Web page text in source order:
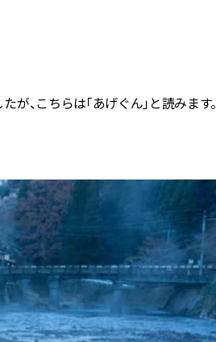
が、こちらは「あげぐん」と読みます。